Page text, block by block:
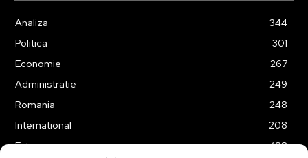
Analiza
344
Politica
301
Economie
267
Administratie
249
Romania
248
International
208
Externe
188